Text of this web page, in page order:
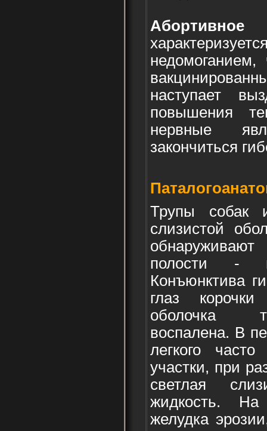
наступает
повышения
нервные
закончиться
Трупы собак
слизистой
полости -
Конъюнктива
глаз
оболочка
воспалена. В
легкого
участки, при
светлая
жидкость. На
желудка